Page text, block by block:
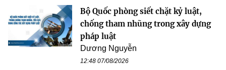
Bộ Quốc phòng siết chặt kỷ luật,
chống tham nhũng trong xây dựng
pháp luật
Dương Nguyễn
12:48 07/08/2026